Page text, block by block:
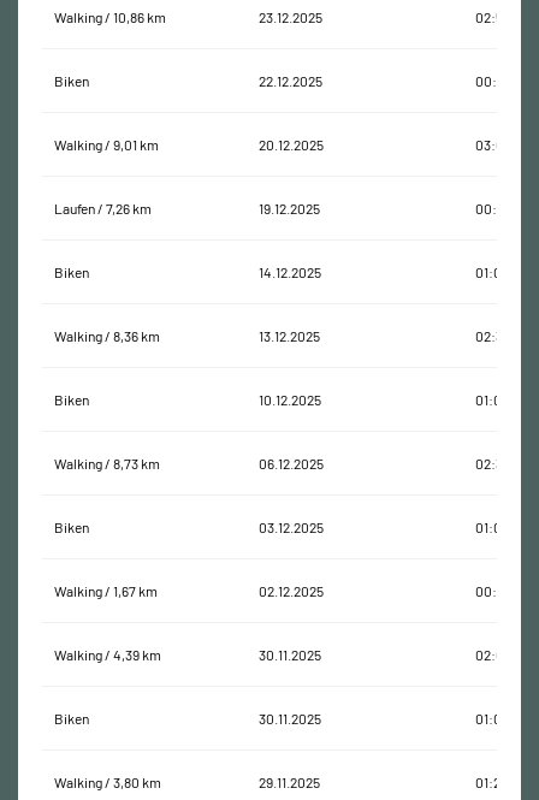
Walking / 10,86 km 23.12.2025 02:54:52
Biken 22.12.2025 00:58:40
Walking / 9,01 km 20.12.2025 03:03:55
Laufen / 7,26 km 19.12.2025 00:54:43
Biken 14.12.2025 01:03:37
Walking / 8,36 km 13.12.2025 02:33:20
Biken 10.12.2025 01:02:26
Walking / 8,73 km 06.12.2025 02:33:22
Biken 03.12.2025 01:00:57
Walking / 1,67 km 02.12.2025 00:24:01
Walking / 4,39 km 30.11.2025 02:07:10
Biken 30.11.2025 01:03:41
Walking / 3,80 km 29.11.2025 01:26:44